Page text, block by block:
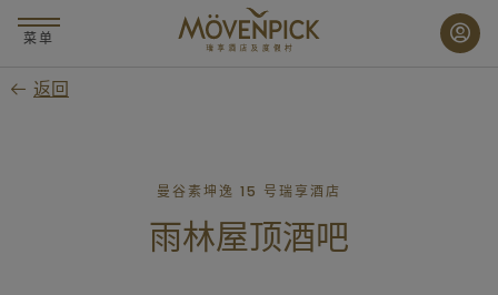
要
菜单
返回
曼谷素坤逸 15 号瑞享酒店
雨林屋顶酒吧